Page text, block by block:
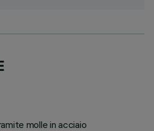
molle in acciaio